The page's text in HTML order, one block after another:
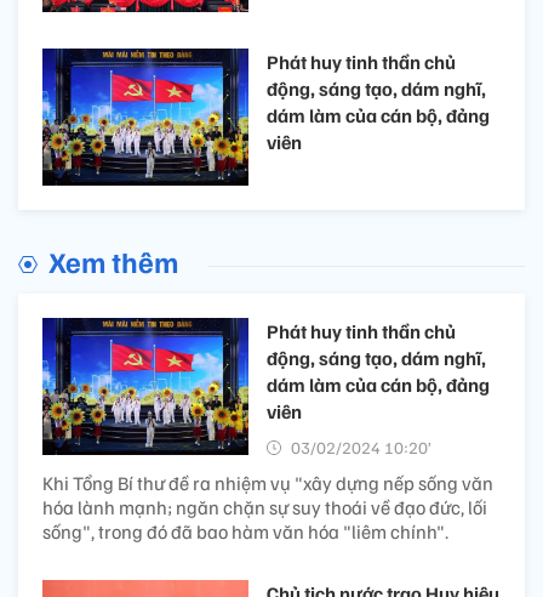
Phát huy tinh thần chủ
động, sáng tạo, dám nghĩ,
dám làm của cán bộ, đảng
viên
Xem thêm
Phát huy tinh thần chủ
động, sáng tạo, dám nghĩ,
dám làm của cán bộ, đảng
viên
03/02/2024 10:20’
Khi Tổng Bí thư đề ra nhiệm vụ "xây dựng nếp sống văn
hóa lành mạnh; ngăn chặn sự suy thoái về đạo đức, lối
sống", trong đó đã bao hàm văn hóa "liêm chính".